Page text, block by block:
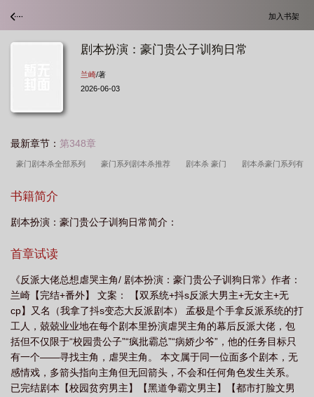
加入书架
剧本扮演：豪门贵公子训狗日常
兰崎/著
2026-06-03
最新章节： 第348章
豪门剧本杀全部系列 豪门系列剧本杀推荐 剧本杀 豪门 剧本杀豪门系列有
杀 豪门剧本新手
什么意思 豪门系列剧本杀什么意思 豪门剧本杀下一本新作
1 豪门剧本排名 最新豪门剧本杀 剧本杀什么叫豪门本 豪门系列剧本杀
难度排名 豪门剧本杀 剧本杀豪门系列本 豪门剧本杀作者是谁 剧本杀豪
门本顺序 豪门系列剧本杀排名 剧本扮演 豪门贵公子的讲的什么 剧本杀豪
门本 豪门系列剧本杀是意思 豪门短剧剧本 豪门剧本的特点 豪门剧本杀
最新 剧本 豪门系列 豪门系列剧本杀测评 豪门剧本杀彩蛋 豪门剧本推
荐 剧本 豪门 豪门系列 剧本杀 剧本杀豪门本什么意思 豪门 剧本
书籍简介
剧本扮演：豪门贵公子训狗日常简介：
首章试读
《反派大佬总想虐哭主角/ 剧本扮演：豪门贵公子训狗日常》作者：
兰崎【完结+番外】 文案： 【双系统+抖s反派大男主+无女主+无
cp】又名（我拿了抖s变态大反派剧本） 孟极是个手拿反派系统的打
工人，兢兢业业地在每个剧本里扮演虐哭主角的幕后反派大佬，包
括但不仅限于“校园贵公子”“疯批霸总”“病娇少爷”，他的任务目标只
有一个——寻找主角，虐哭主角。 本文属于同一位面多个剧本，无
感情戏，多箭头指向主角但无回箭头，不会和任何角色发生关系。
已完结剧本【校园贫穷男主】【黑道争霸文男主】【都市打脸文男